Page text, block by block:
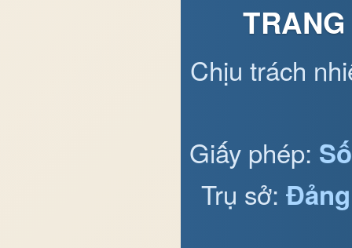
Chịu trách
Giấy phép:
Trụ sở: